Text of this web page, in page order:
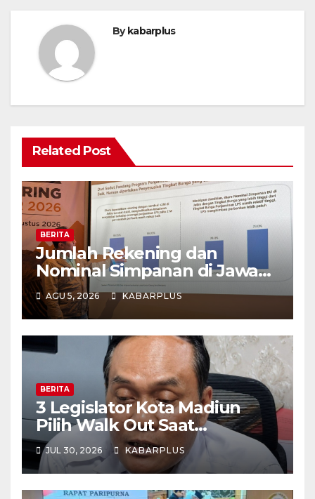
Bykabarplus
Related Post
BERITA
Jumlah Rekening dan
Nominal Simpanan di Jawa
Timur Meningkat 1,17% Year
on Year.
AGU 5, 2026 KABARPLUS
BERITA
3 Legislator Kota Madiun
Pilih Walk Out Saat
Paripurna
JUL 30, 2026 KABARPLUS